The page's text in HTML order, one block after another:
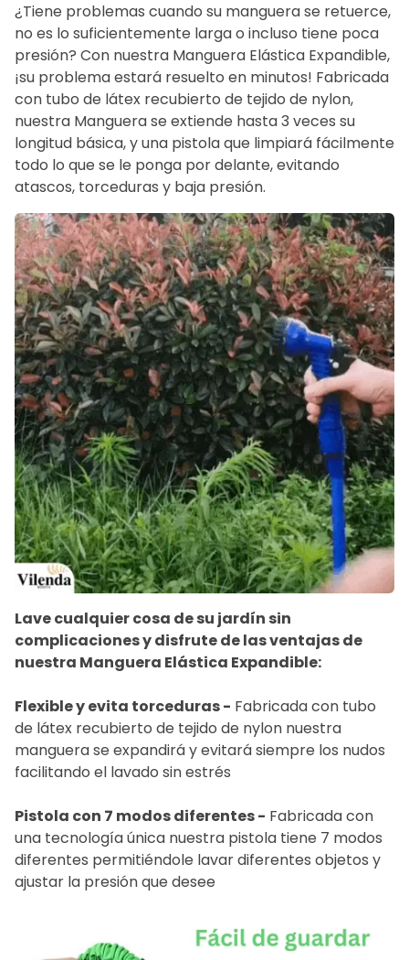
¿Tiene problemas cuando su manguera se retuerce,
no es lo suficientemente larga o incluso tiene poca
presión? Con nuestra Manguera Elástica Expandible,
¡su problema estará resuelto en minutos! Fabricada
con tubo de látex recubierto de tejido de nylon,
nuestra Manguera se extiende hasta 3 veces su
longitud básica, y una pistola que limpiará fácilmente
todo lo que se le ponga por delante, evitando
atascos, torceduras y baja presión.
Lave cualquier cosa de su jardín sin
complicaciones y disfrute de las ventajas de
nuestra Manguera Elástica Expandible:
Flexible y evita torceduras - Fabricada con tubo
de látex recubierto de tejido de nylon nuestra
manguera se expandirá y evitará siempre los nudos
facilitando el lavado sin estrés
Pistola con 7 modos diferentes - Fabricada con
una tecnología única nuestra pistola tiene 7 modos
diferentes permitiéndole lavar diferentes objetos y
ajustar la presión que desee